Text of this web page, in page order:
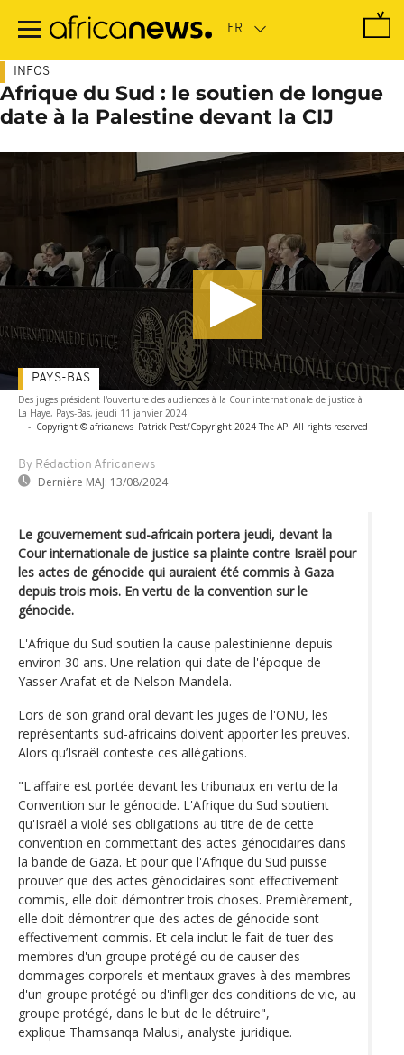
contenu
INFOS
Afrique du Sud : le soutien de longue
date à la Palestine devant la CIJ
Des juges président l'ouverture des audiences à la Cour internationale de justice à
La Haye, Pays-Bas, jeudi 11 janvier 2024.
- Copyright © africanews Patrick Post/Copyright 2024 The AP. All rights reserved
By Rédaction Africanews
Dernière MAJ: 13/08/2024
PAYS-BAS
Le gouvernement sud-africain portera jeudi, devant la
Cour internationale de justice sa plainte contre Israël pour
les actes de génocide qui auraient été commis à Gaza
depuis trois mois. En vertu de la convention sur le
génocide.
L'Afrique du Sud soutien la cause palestinienne depuis
environ 30 ans. Une relation qui date de l'époque de
Yasser Arafat et de Nelson Mandela.
Lors de son grand oral devant les juges de l'ONU, les
représentants sud-africains doivent apporter les preuves.
Alors qu’Israël conteste ces allégations.
"L'affaire est portée devant les tribunaux en vertu de la
Convention sur le génocide. L'Afrique du Sud soutient
qu'Israël a violé ses obligations au titre de de cette
convention en commettant des actes génocidaires dans
la bande de Gaza. Et pour que l'Afrique du Sud puisse
prouver que des actes génocidaires sont effectivement
commis, elle doit démontrer trois choses. Premièrement,
elle doit démontrer que des actes de génocide sont
effectivement commis. Et cela inclut le fait de tuer des
membres d'un groupe protégé ou de causer des
dommages corporels et mentaux graves à des membres
d'un groupe protégé ou d'infliger des conditions de vie, au
groupe protégé, dans le but de le détruire",
explique Thamsanqa Malusi, analyste juridique.